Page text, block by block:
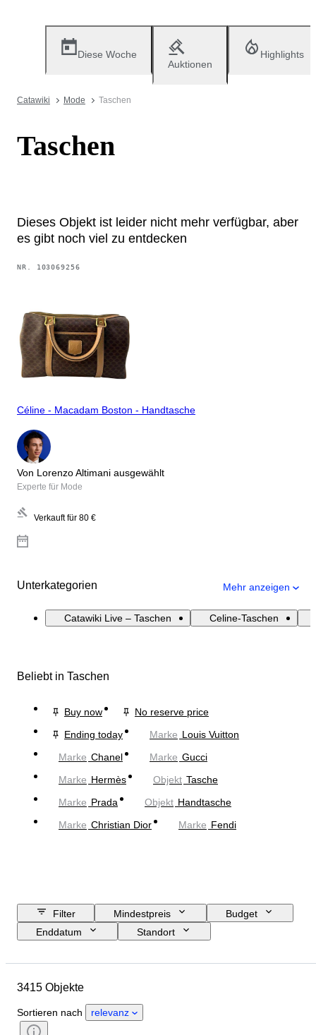
Diese Woche
Auktionen
Highlights
Catawiki Mode Taschen
Taschen
Dieses Objekt ist leider nicht mehr verfügbar, aber
es gibt noch viel zu entdecken
NR. 103069256
Céline - Macadam Boston - Handtasche
Von Lorenzo Altimani ausgewählt
Experte für Mode
Verkauft für 80 €
Unterkategorien Mehr anzeigen
Catawiki Live – Taschen Celine-Taschen
Beliebt in Taschen
Buy now
No reserve price
Ending today
Marke Louis Vuitton
Marke Chanel Marke Gucci
Marke Hermès Objekt Tasche
Marke Prada Objekt Handtasche
Marke Christian Dior Marke Fendi
Filter Mindestpreis
Budget
Enddatum
Standort
Herkunftsland
Geschlecht
Zustand
Zertifikat
Farbe
3415 Objekte
Sortieren nach relevanz